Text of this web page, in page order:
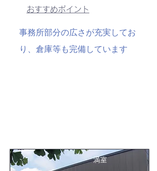
おすすめポイント
事務所部分の広さが充実してお
り、倉庫等も完備しています
満室